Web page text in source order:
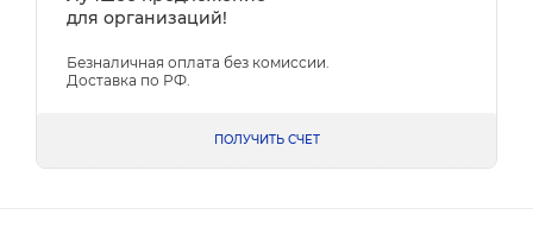
для организаций!
Безналичная оплата без комиссии.
Доставка по РФ.
ПОЛУЧИТЬ СЧЕТ